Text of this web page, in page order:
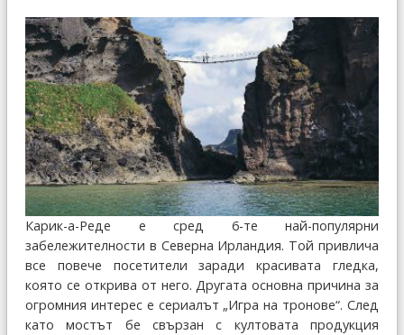
Карик-а-Реде е сред 6-те най-популярни
забележителности в Северна Ирландия. Той привлича
все повече посетители заради красивата гледка,
която се открива от него. Другата основна причина за
огромния интерес е сериалът „Игра на тронове“. След
като мостът бе свързан с култовата продукция